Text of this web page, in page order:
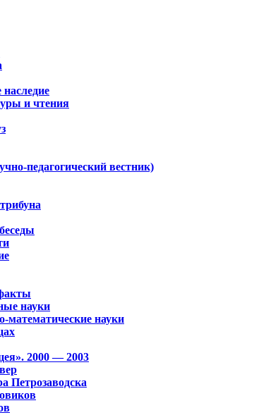
и чтения
педагогический вестник)
науки
математические науки
2000 — 2003
Петрозаводска